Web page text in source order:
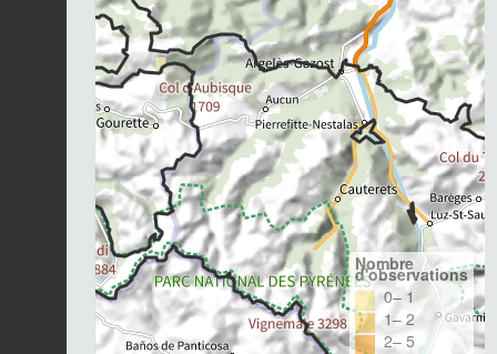
Nombre
d'observations
0– 1
1– 2
2– 5